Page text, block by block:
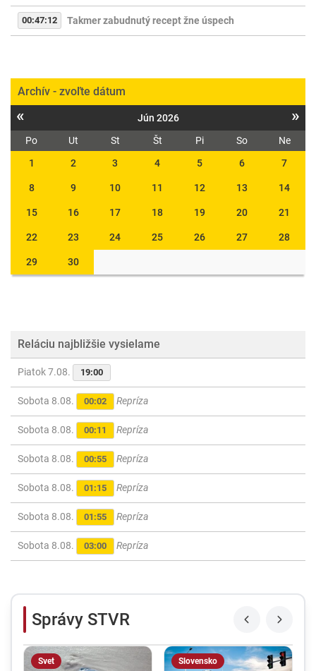
00:47:12 Takmer zabudnutý recept žne úspech
Archív - zvoľte dátum
« Jún 2026 »
Po Ut St Št Pi So
Ne
1
2 3 4 5 6 7
8 9 10 11 12 13 14
15 16 17 18 19 20 21
22 23 24 25 26 27 28
29 30
Reláciu najbližšie vysielame
Piatok 7.08. 19:00
Sobota 8.08. 00:02 Repríza
Sobota 8.08. 00:11 Repríza
Sobota 8.08. 00:55 Repríza
Sobota 8.08. 01:15 Repríza
Sobota 8.08. 01:55 Repríza
Sobota 8.08. 03:00 Repríza
Správy STVR
Svet Slovensko